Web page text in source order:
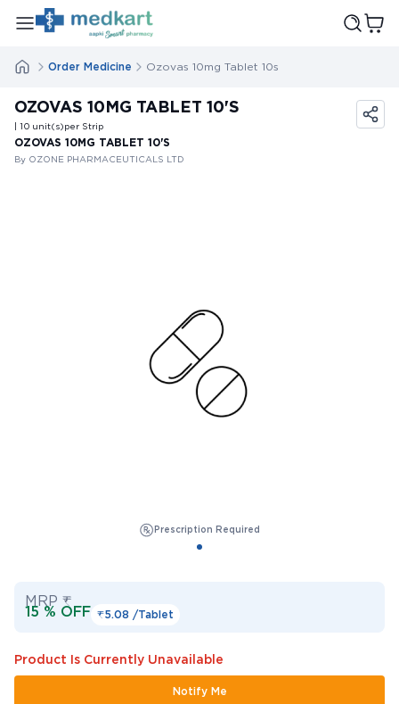
Order Medicine Ozovas 10mg Tablet 10s
OZOVAS 10MG TABLET 10'S
| 10 unit(s)per Strip
OZOVAS 10MG TABLET 10'S
By OZONE PHARMACEUTICALS LTD
Prescription Required
MRP ₹
15 % OFF ₹5.08 /Tablet
Product Is Currently Unavailable
Notify Me